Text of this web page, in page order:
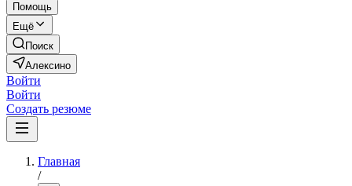
Помощь
Ещё
Поиск
Алексино
Войти
Войти
Создать резюме
Главная
/